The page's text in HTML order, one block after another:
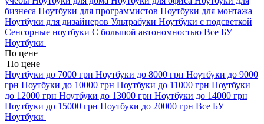
бизнеса Ноутбуки для программистов Ноутбуки для монтажа
Ноутбуки для дизайнеров Ультрабуки Ноутбуки с подсветкой
Сенсорные ноутбуки С большой автономностью Все БУ
Ноутбуки
По цене
По цене
Ноутбуки до 7000 грн Ноутбуки до 8000 грн Ноутбуки до 9000
грн Ноутбуки до 10000 грн Ноутбуки до 11000 грн Ноутбуки
до 12000 грн Ноутбуки до 13000 грн Ноутбуки до 14000 грн
Ноутбуки до 15000 грн Ноутбуки до 20000 грн Все БУ
Ноутбуки